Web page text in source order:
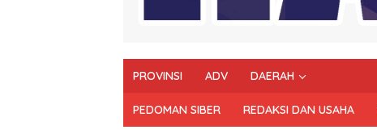
PROVINSI ADV DAERAH
PEDOMAN SIBER REDAKSI DAN USAHA